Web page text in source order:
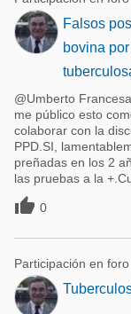
Falsos
bovina
@Umberto
me público esto
colaborar con la
PPD.SI,
preñadas en los 2
las pruebas a la
 0
Participación en